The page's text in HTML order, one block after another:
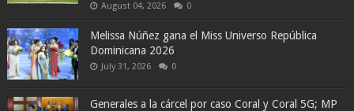
August 04, 2026 0
Melissa Núñez gana el Miss Universo República
Dominicana 2026
July 31, 2026 0
Generales a la cárcel por caso Coral y Coral 5G; MP